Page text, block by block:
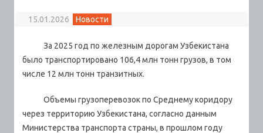
15.01.2026 Новости
За 2025 год по железным дорогам Узбекистана
было транспортировано 106,4 млн тонн грузов, в том
числе 12 млн тонн транзитных.
Объемы грузоперевозок по Среднему коридору
через территорию Узбекистана, согласно данным
Министерства транспорта страны, в прошлом году